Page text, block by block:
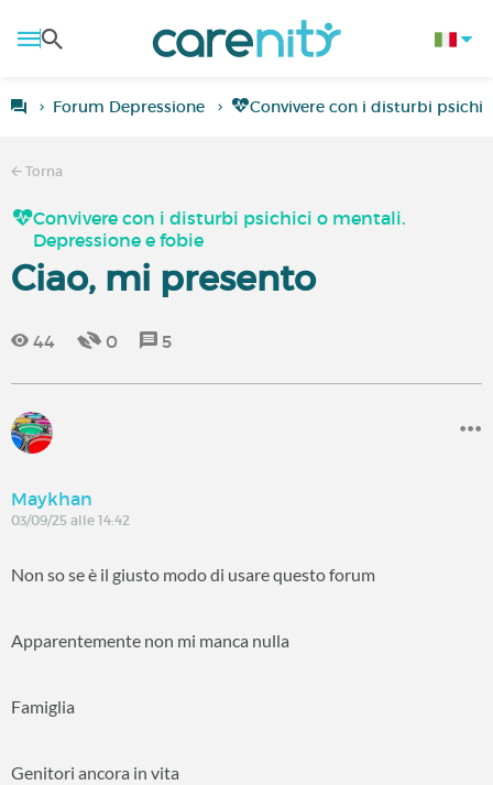
Forum Depressione Convivere con i disturbi
Torna
Convivere con i disturbi psichici o mentali.
Depressione e fobie
Ciao, mi presento
44 0 5
Maykhan
03/09/25 alle 14:42
Non so se è il giusto modo di usare questo forum
Apparentemente non mi manca nulla
Famiglia
Genitori ancora in vita